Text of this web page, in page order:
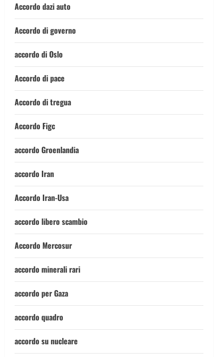
Accordo dazi auto
Accordo di governo
accordo di Oslo
Accordo di pace
Accordo di tregua
Accordo Figc
accordo Groenlandia
accordo Iran
Accordo Iran-Usa
accordo libero scambio
Accordo Mercosur
accordo minerali rari
accordo per Gaza
accordo quadro
accordo su nucleare